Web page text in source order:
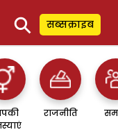
⚲ सब्सक्राइब
राजनीति